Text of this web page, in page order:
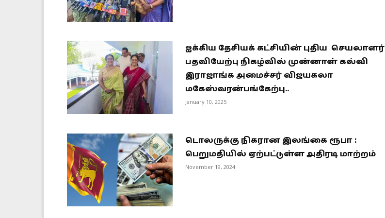
ஐக்கிய தேசியக் கட்சியின் புதிய செயலாளர்
பதவியேற்பு நிகழ்வில் முன்னாள் கல்வி
இராஜாங்க அமைச்சர் விஜயகலா
மகேஸ்வரன்பங்கேற்பு..
January 10, 2025
டொலருக்கு நிகரான இலங்கை ரூபா :
பெறுமதியில் ஏற்பட்டுள்ள அதிரடி மாற்றம்
November 19, 2024